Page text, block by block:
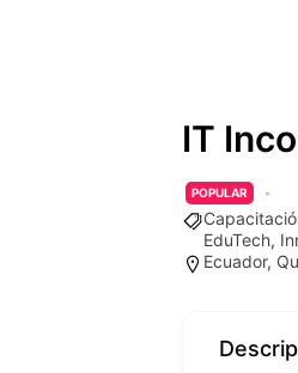
IT
POPULAR
EduTech,
Ecuador,